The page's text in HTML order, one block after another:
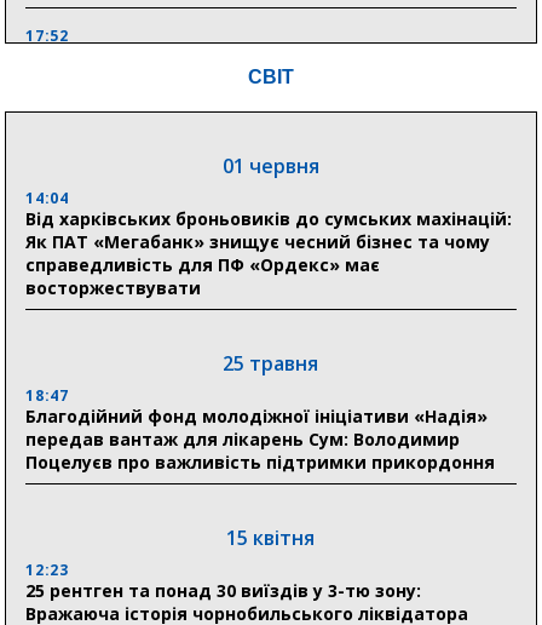
17:52
Пенсійному фонді Сумщини пояснили, що робити
Артем Кобзар вручив родинам 20 полеглих Героїв
відзнаки «Почесного громадянина міста Суми»
30 липня
18:33
Олексій Романько долучився до обговорення Плану
стійкості Сумщини з Прем’єр-міністром
18:11
отримали 12 потужних станцій для Пунктів обігріву
29 липня
СВІТ
01 червня
14:04
Від харківських броньовиків до сумських махінацій:
Як ПАТ «Мегабанк» знищує чесний бізнес та чому
справедливість для ПФ «Ордекс» має
восторжествувати
25 травня
18:47
Благодійний фонд молодіжної ініціативи «Надія»
передав вантаж для лікарень Сум: Володимир
Поцелуєв про важливість підтримки прикордоння
15 квітня
12:23
25 рентген та понад 30 виїздів у 3-тю зону:
Вражаюча історія чорнобильського ліквідатора